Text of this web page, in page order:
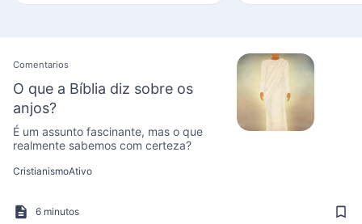
Comentarios
O que a Bíblia diz sobre os
anjos?
É um assunto fascinante, mas o que
realmente sabemos com certeza?
CristianismoAtivo
6 minutos